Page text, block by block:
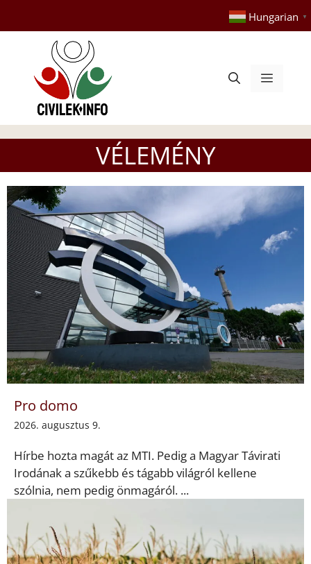
tartalomba
Hungarian ▼
Menü
VÉLEMÉNY
Pro domo
2026. augusztus 9.
Hírbe hozta magát az MTI. Pedig a Magyar Távirati
Irodának a szűkebb és tágabb világról kellene
szólnia, nem pedig önmagáról. ...